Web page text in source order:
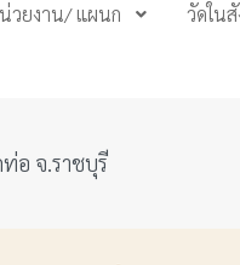
วยงาน/ แผนก วัดใน
อ จ.ราชบุรี